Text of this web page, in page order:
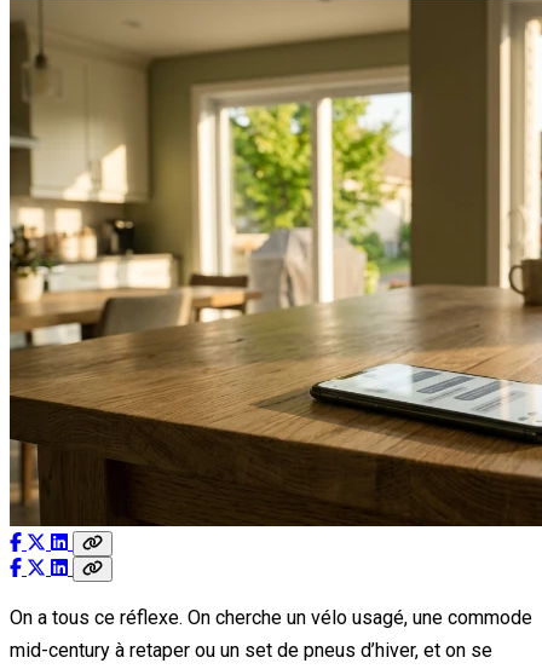
On a tous ce réflexe. On cherche un vélo usagé, une commode
mid-century à retaper ou un set de pneus d’hiver, et on se